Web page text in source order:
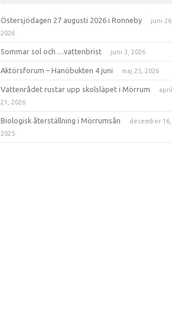
Östersjödagen 27 augusti 2026 i Ronneby
juni 26,
2026
Sommar sol och …vattenbrist juni 3, 2026
Aktörsforum – Hanöbukten 4 juni maj 25, 2026
Vattenrådet rustar upp skolsläpet i Mörrum
april
21, 2026
Biologisk återställning i Mörrumsån
december 16,
2025